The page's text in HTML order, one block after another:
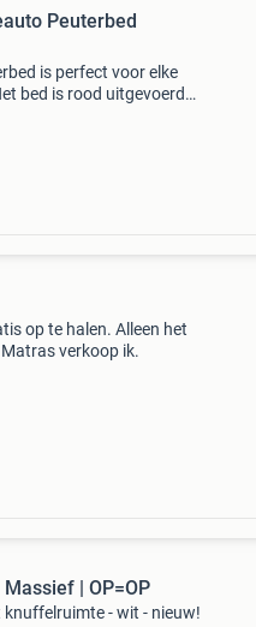
Peuterbed
is perfect voor elke
bed is rood uitgevoerd
op te halen. Alleen het
verkoop ik.
| OP=OP
knuffelruimte - wit - nieuw!